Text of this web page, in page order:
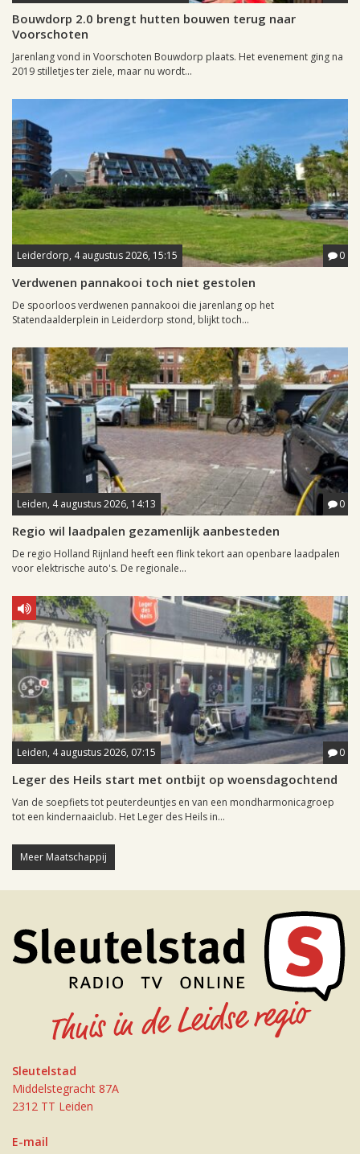
Bouwdorp 2.0 brengt hutten bouwen terug naar
Voorschoten
Jarenlang vond in Voorschoten Bouwdorp plaats. Het evenement ging na
2019 stilletjes ter ziele, maar nu wordt...
Leiderdorp, 4 augustus 2026, 15:15 0
Verdwenen pannakooi toch niet gestolen
De spoorloos verdwenen pannakooi die jarenlang op het
Statendaalderplein in Leiderdorp stond, blijkt toch...
Leiden, 4 augustus 2026, 14:13 0
Regio wil laadpalen gezamenlijk aanbesteden
De regio Holland Rijnland heeft een flink tekort aan openbare laadpalen
voor elektrische auto's. De regionale...
Leiden, 4 augustus 2026, 07:15 0
Leger des Heils start met ontbijt op woensdagochtend
Van de soepfiets tot peuterdeuntjes en van een mondharmonicagroep
tot een kindernaaiclub. Het Leger des Heils in...
Meer Maatschappij
Sleutelstad
Middelstegracht 87A
2312 TT Leiden
E-mail